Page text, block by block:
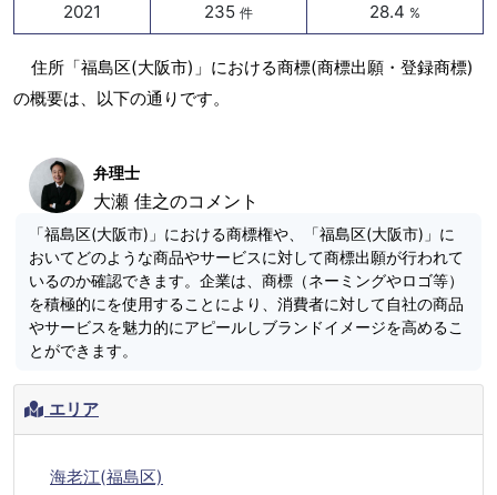
2021 235 件 28.4 %
住所「福島区(大阪市)」における商標(商標出願・登録商標)
の概要は、以下の通りです。
弁理士
大瀬 佳之のコメント
「福島区(大阪市)」における商標権や、「福島区(大阪市)」に
おいてどのような商品やサービスに対して商標出願が行われて
いるのか確認できます。企業は、商標（ネーミングやロゴ等）
を積極的にを使用することにより、消費者に対して自社の商品
やサービスを魅力的にアピールしブランドイメージを高めるこ
とができます。
エリア
海老江(福島区)